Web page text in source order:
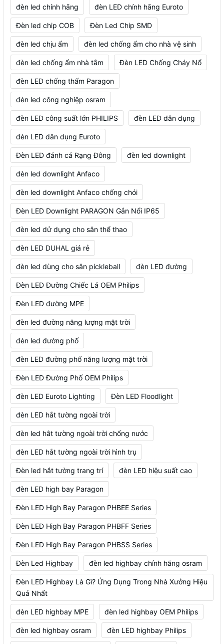
đèn led chính hãng đèn LED chính hãng Euroto
Đèn led chip COB Đèn Led Chip SMD
đèn led chịu ẩm đèn led chống ẩm cho nhà vệ sinh
đèn led chống ẩm nhà tắm Đèn LED Chống Cháy Nổ
đèn LED chống thấm Paragon
đèn led công nghiệp osram
đèn LED công suất lớn PHILIPS đèn LED dân dụng
đèn LED dân dụng Euroto
Đèn LED đánh cá Rạng Đông đèn led downlight
đèn led downlight Anfaco
đèn led downlight Anfaco chống chói
Đèn LED Downlight PARAGON Gắn Nổi IP65
đèn led dử dụng cho sân thể thao
đèn LED DUHAL giá rẻ
đèn led dùng cho sân pickleball đèn LED đường
Đèn LED Đường Chiếc Lá OEM Philips
Đèn LED đường MPE
đèn led đường năng lượng mặt trời
đèn led đường phố
đèn LED đường phố năng lượng mặt trời
Đèn LED Đường Phố OEM Philips
đèn LED Euroto Lighting Đèn LED Floodlight
đèn LED hắt tường ngoài trời
đèn led hắt tường ngoài trời chống nước
đèn LED hắt tường ngoài trời hình trụ
Đèn led hắt tường trang trí đèn LED hiệu suất cao
đèn LED high bay Paragon
Đèn LED High Bay Paragon PHBEE Series
Đèn LED High Bay Paragon PHBFF Series
Đèn LED High Bay Paragon PHBSS Series
Đèn Led Highbay đèn led highbay chính hãng osram
Đèn LED Highbay Là Gì? Ứng Dụng Trong Nhà Xưởng Hiệu
Quả Nhất
đèn LED highbay MPE đèn led highbay OEM Philips
đèn led highbay osram đèn LED highbay Philips